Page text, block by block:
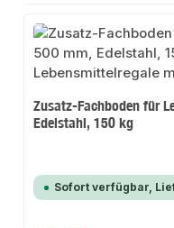
Zusatz-Fachboden für
Edelstahl, 150 kg
Sofort verfügbar,